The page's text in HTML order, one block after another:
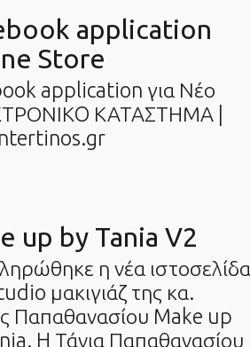
application
Store
application για Νέο
ΚΑΤΑΣΤΗΜΑ |
up by Tania V2
η νέα ιστοσελίδα
μακιγιάζ της κα.
Παπαθανασίου Make up
H Τάνια Παπαθανασίου